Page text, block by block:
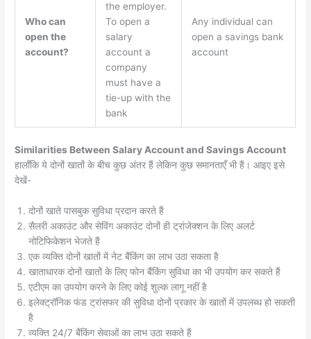
Who can
open the
account?
the employer.
To open a
salary
account a
company
must have a
tie-up with the
bank
Any individual can
open a savings bank
account
Similarities Between Salary Account and Savings Account
हालाँकि ये दोनों खातों के बीच कुछ अंतर हैं लेकिन कुछ समानताएँ भी हैं। आइए इसे
देखें-
दोनों खाते पासबुक सुविधा प्रदान करते हैं
सैलरी अकाउंट और सेविंग अकाउंट दोनों ही ट्रांजेक्शन के लिए अलर्ट
नोटिफिकेशन भेजते हैं
एक व्यक्ति दोनों खातों में नेट बैंकिंग का लाभ उठा सकता है
खाताधारक दोनों खातों के लिए फोन बैंकिंग सुविधा का भी उपयोग कर सकते हैं
एटीएम का उपयोग करने के लिए कोई शुल्क लागू नहीं है
इलेक्ट्रॉनिक फंड ट्रांसफर की सुविधा दोनों प्रकार के खातों में उपलब्ध हो सकती
है
व्यक्ति 24/7 बैंकिंग सेवाओं का लाभ उठा सकते हैं